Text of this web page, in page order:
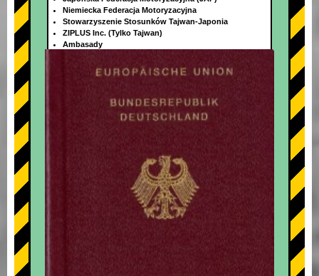
+
Niemiecka Federacja Motoryzacyjna
Stowarzyszenie Stosunków Tajwan-Japonia
ZIPLUS Inc. (Tylko Tajwan)
Ambasady